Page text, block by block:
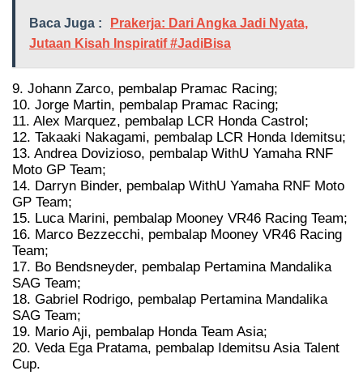
Baca Juga :
Prakerja: Dari Angka Jadi Nyata,
Jutaan Kisah Inspiratif #JadiBisa
9. Johann Zarco, pembalap Pramac Racing;
10. Jorge Martin, pembalap Pramac Racing;
11. Alex Marquez, pembalap LCR Honda Castrol;
12. Takaaki Nakagami, pembalap LCR Honda Idemitsu;
13. Andrea Dovizioso, pembalap WithU Yamaha RNF
Moto GP Team;
14. Darryn Binder, pembalap WithU Yamaha RNF Moto
GP Team;
15. Luca Marini, pembalap Mooney VR46 Racing Team;
16. Marco Bezzecchi, pembalap Mooney VR46 Racing
Team;
17. Bo Bendsneyder, pembalap Pertamina Mandalika
SAG Team;
18. Gabriel Rodrigo, pembalap Pertamina Mandalika
SAG Team;
19. Mario Aji, pembalap Honda Team Asia;
20. Veda Ega Pratama, pembalap Idemitsu Asia Talent
Cup.